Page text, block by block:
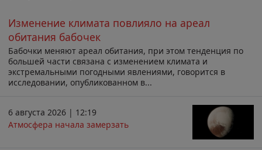
Изменение климата повлияло на ареал
обитания бабочек
Бабочки меняют ареал обитания, при этом тенденция по
большей части связана с изменением климата и
экстремальными погодными явлениями, говорится в
исследовании, опубликованном в...
6 августа 2026 | 12:19
Атмосфера начала замерзать